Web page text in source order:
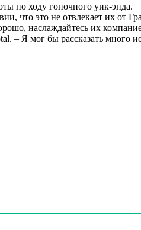
по ходу гоночного уик-энда.
что это не отвлекает их от
наслаждайтесь их
– Я мог бы рассказать много